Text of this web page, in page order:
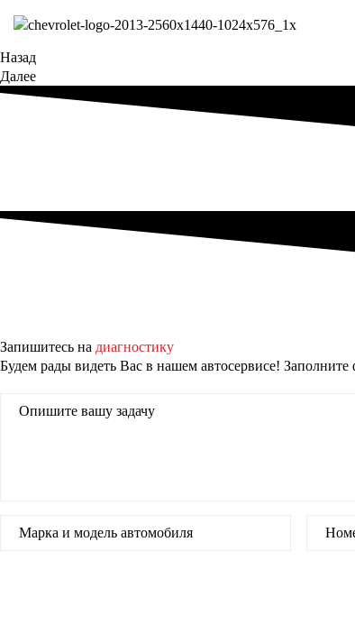
Назад
Далее
Запишитесь на диагностику
Будем рады видеть Вас в нашем автосервисе!